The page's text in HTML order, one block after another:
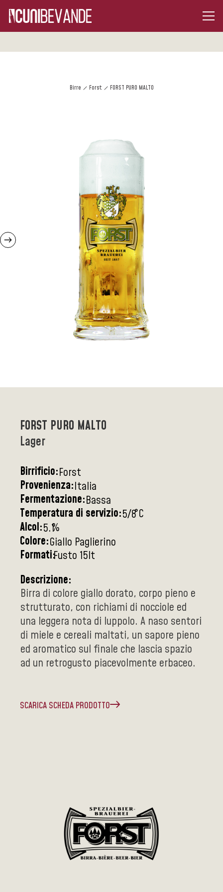
Birre Forst FORST PURO MALTO
FORST PURO MALTO
Lager
Birrificio:Forst
Provenienza:Italia
Fermentazione:Bassa
Temperatura di servizio:5/8°C
Alcol:5.1%
Colore:Giallo Paglierino
Formati:Fusto 15lt
Descrizione:
Birra di colore giallo dorato, corpo pieno e
strutturato, con richiami di nocciole ed
una leggera nota di luppolo. A naso sentori
di miele e cereali maltati, un sapore pieno
ed aromatico sul finale che lascia spazio
ad un retrogusto piacevolmente erbaceo.
SCARICA SCHEDA PRODOTTO